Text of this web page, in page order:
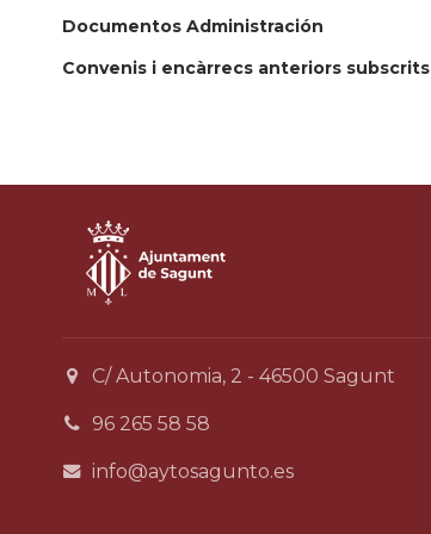
Documentos Administración
Convenis i encàrrecs anteriors subscrits
C/ Autonomia, 2 - 46500 Sagunt
96 265 58 58
info@aytosagunto.es